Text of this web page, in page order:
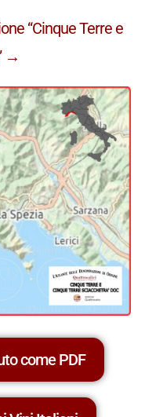
“Cinque Terre e
→
come PDF